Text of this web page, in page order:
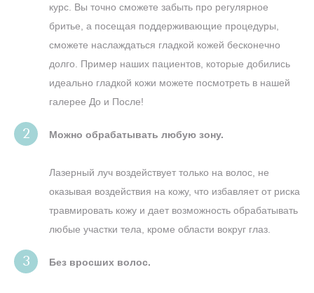
курс. Вы точно сможете забыть про регулярное
бритье, а посещая поддерживающие процедуры,
сможете наслаждаться гладкой кожей бесконечно
долго. Пример наших пациентов, которые добились
идеально гладкой кожи можете посмотреть в нашей
галерее До и После!
Можно обрабатывать любую зону.
Лазерный луч воздействует только на волос, не
оказывая воздействия на кожу, что избавляет от риска
травмировать кожу и дает возможность обрабатывать
любые участки тела, кроме области вокруг глаз.
Без вросших волос.